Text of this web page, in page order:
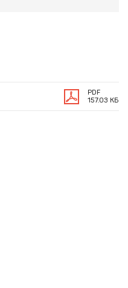
PDF
157.03 КБ